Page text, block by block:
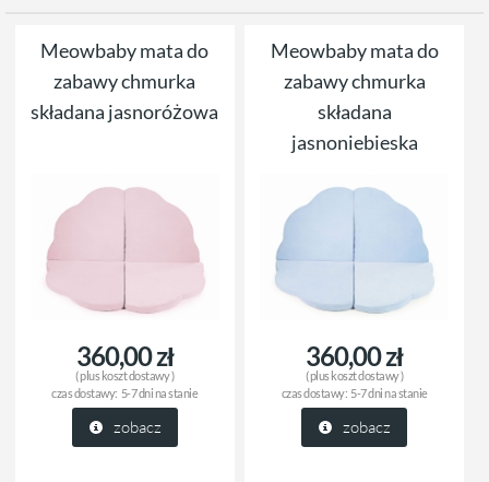
Meowbaby mata do
zabawy chmurka
składana jasnoróżowa
360,00 zł
( plus koszt dostawy)
czas dostawy: 5-7 dni na stanie
zobacz
Meowbaby mata do
zabawy chmurka
składana
jasnoniebieska
360,00 zł
( plus koszt dostawy)
czas dostawy: 5-7 dni na stanie
zobacz